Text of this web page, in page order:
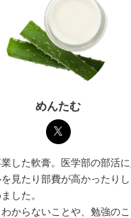
めんたむ
した軟膏。医学部の部活
見たり部費が高かったり
した。
からないことや、勉強の